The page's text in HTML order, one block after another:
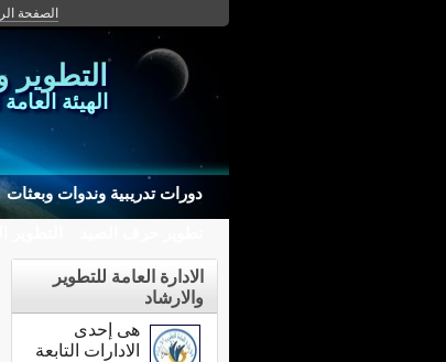
الصفحة
التطوير
الهيئة
دورات تدريبية وندوات وبعثات
الادارة العامة للتطوير
والارشاد
هى إحدى
الادارات التابعة